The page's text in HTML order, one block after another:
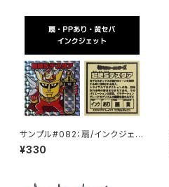
サンプル#082：扇/インクジェッ
ト/黄セパ
¥330